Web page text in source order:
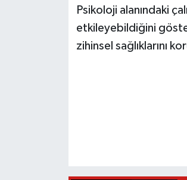
Psikoloji alanındaki
etkileyebildiğini
zihinsel sağlıklarını